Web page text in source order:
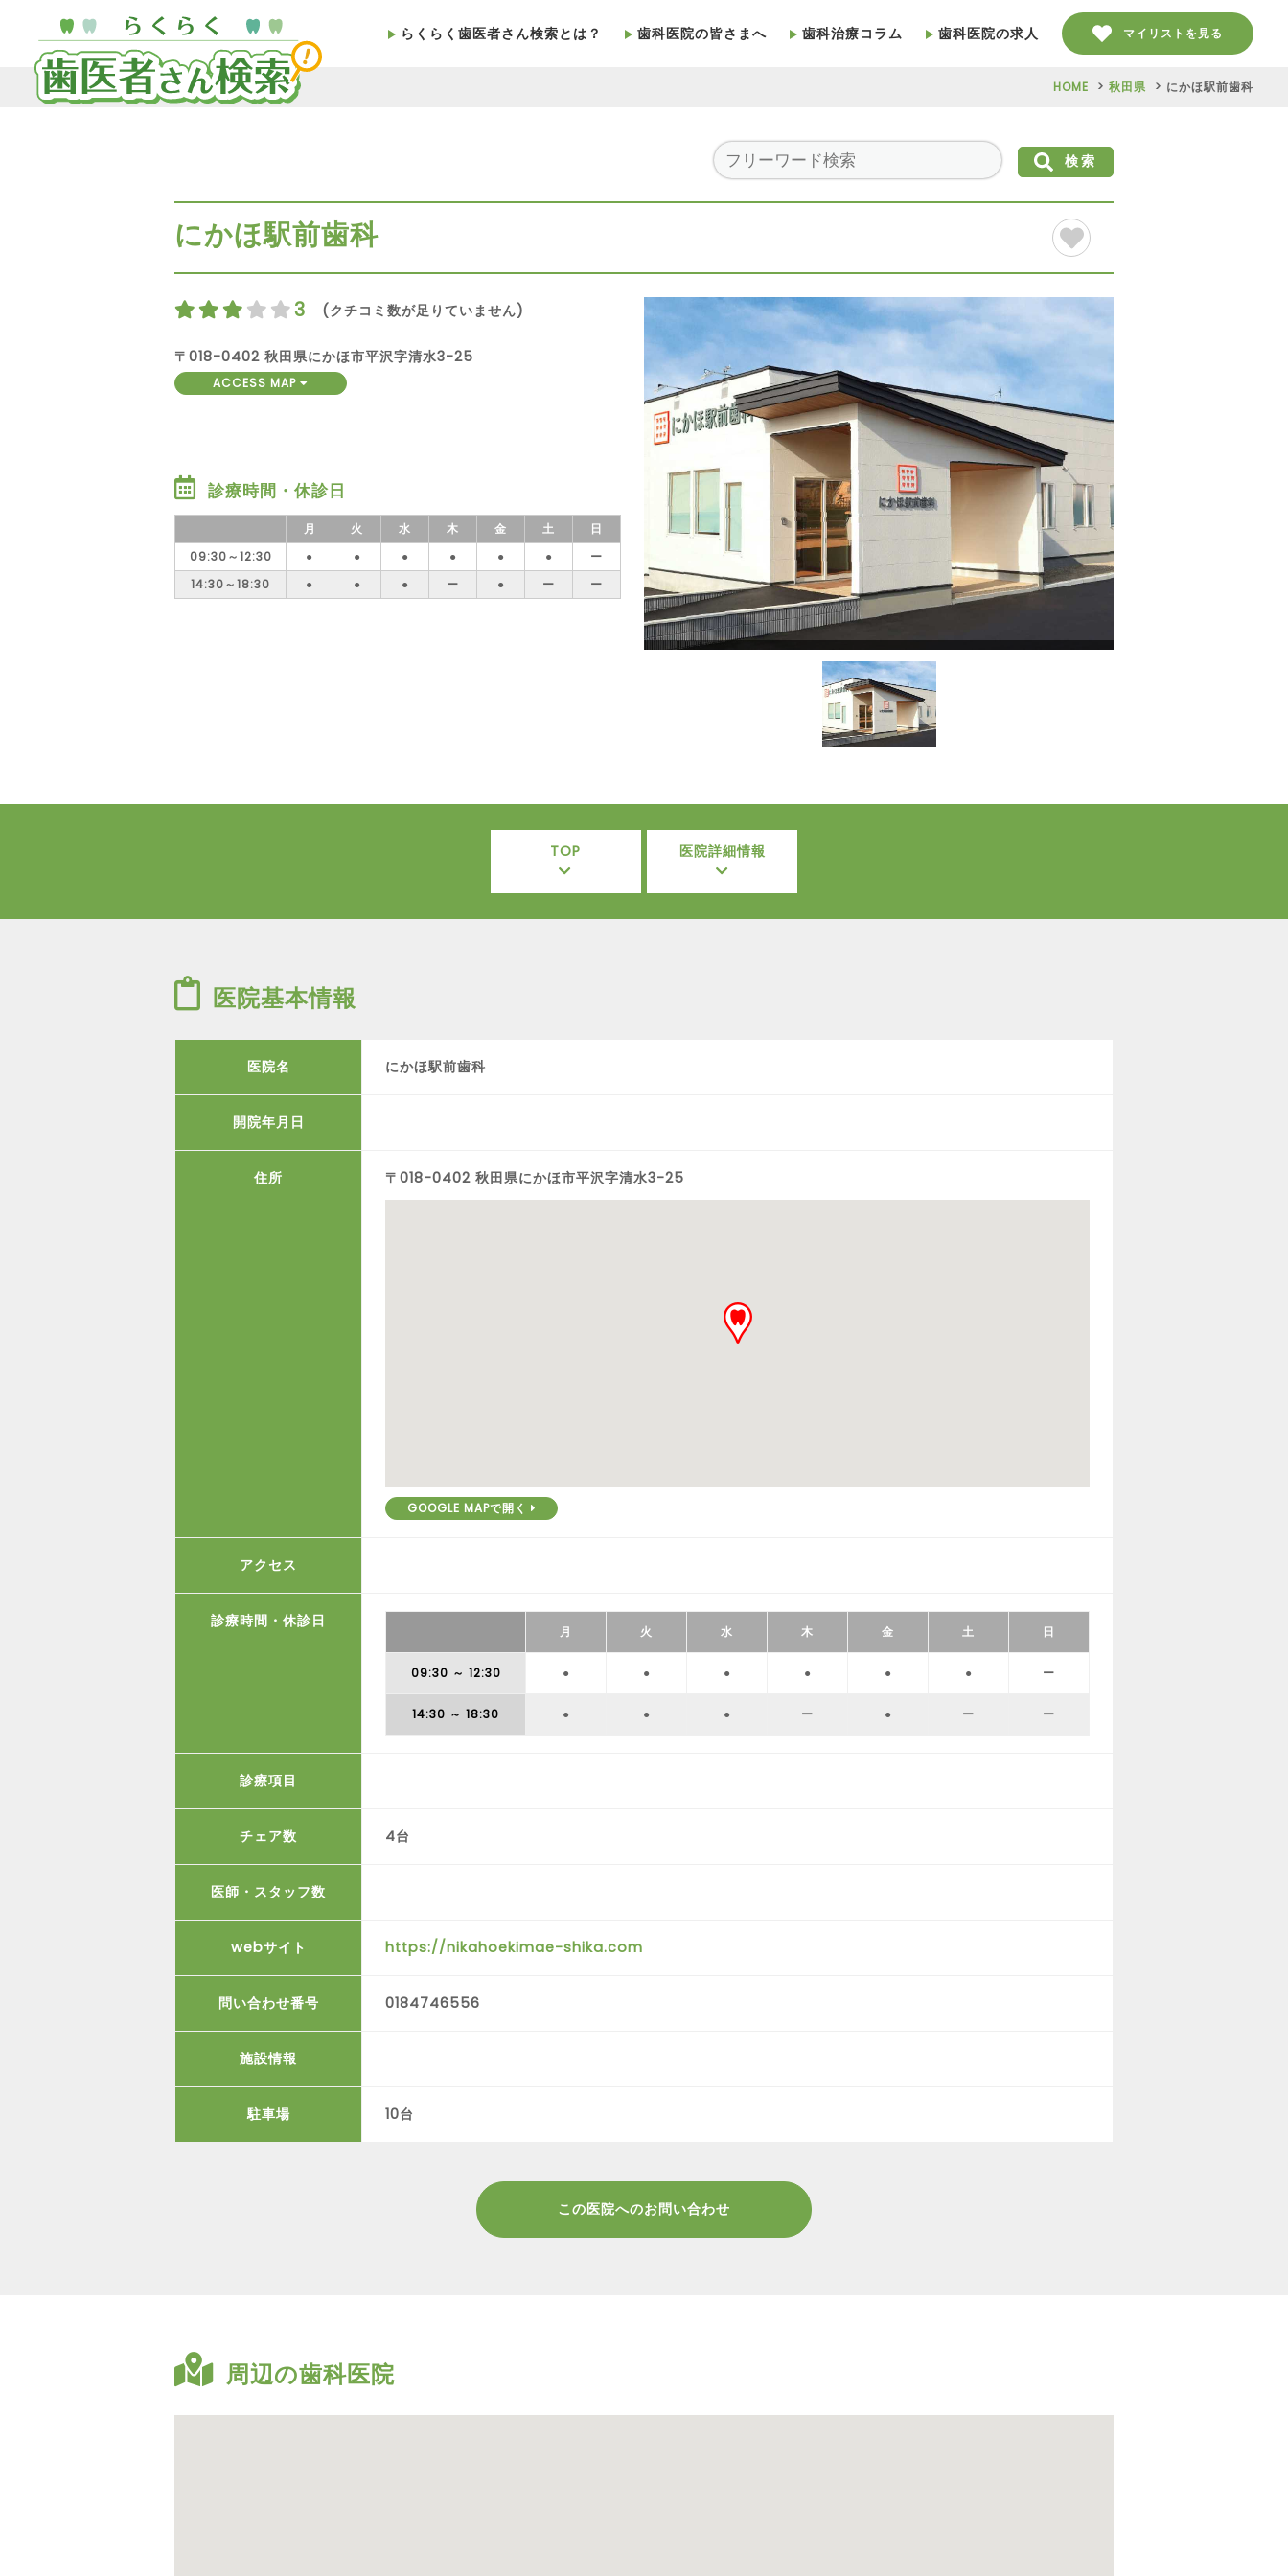
らくらく歯医者さん検索とは？ 歯科医院の皆さまへ 歯科治療コラム 歯科医院の求人 マイリストを見る
HOME 秋田県 にかほ駅前歯科
検索
にかほ駅前歯科
3 (クチコミ数が足りていません)
〒018-0402 秋田県にかほ市平沢字清水3-25
ACCESS MAP
診療時間・休診日
月 火 水 木 金 土
日
09:30～12:30
● ● ● ● ● ●
ー
14:30～18:30
● ● ● ー ● ー ー
TOP 医院詳細情報
医院基本情報
医院名 にかほ駅前歯科
開院年月日
住所 〒018-0402 秋田県にかほ市平沢字清水3-25
GOOGLE MAPで開く
アクセス
診療時間・休診日
月 火 水 木 金 土 日
09:30 ～ 12:30 ● ● ● ● ● ● ー
14:30 ～ 18:30 ● ● ● ー ● ー ー
診療項目
チェア数 4台
医師・スタッフ数
webサイト https://nikahoekimae-shika.com
問い合わせ番号 0184746556
施設情報
駐車場 10台
この医院へのお問い合わせ
周辺の歯科医院